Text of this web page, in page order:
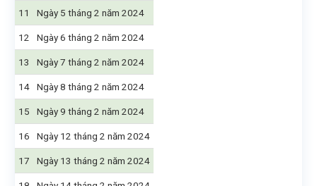
11 Ngày 5 tháng 2 năm 2024
12 Ngày 6 tháng 2 năm 2024
13 Ngày 7 tháng 2 năm 2024
14 Ngày 8 tháng 2 năm 2024
15 Ngày 9 tháng 2 năm 2024
16 Ngày 12 tháng 2 năm 2024
17 Ngày 13 tháng 2 năm 2024